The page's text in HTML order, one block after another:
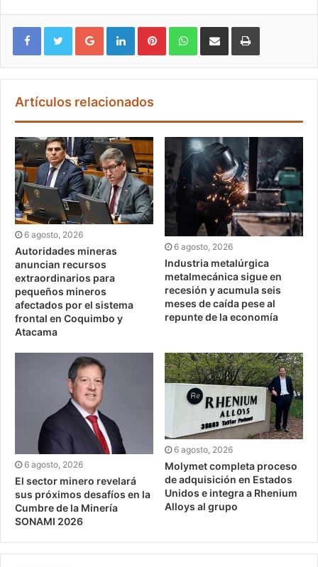
Google+ LinkedIn Pinterest WhatsApp
Artículos relacionados
6 agosto, 2026
Autoridades mineras
anuncian recursos
extraordinarios para
pequeños mineros
afectados por el sistema
frontal en Coquimbo y
Atacama
6 agosto, 2026
Industria metalúrgica
metalmecánica sigue en
recesión y acumula seis
meses de caída pese al
repunte de la economía
6 agosto, 2026
El sector minero revelará
sus próximos desafíos en la
Cumbre de la Minería
SONAMI 2026
6 agosto, 2026
Molymet completa proceso
de adquisición en Estados
Unidos e integra a Rhenium
Alloys al grupo